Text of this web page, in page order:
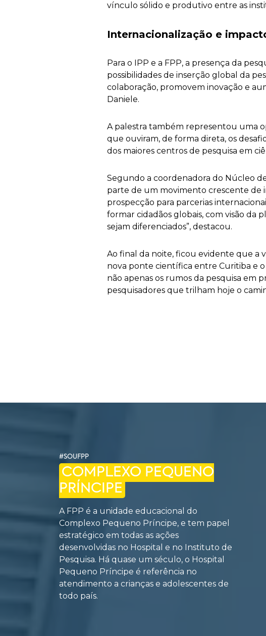
vínculo sólido e produtivo entre as
Internacionalização e
Para o IPP e a FPP, a presença da
possibilidades de inserção global da
colaboração, promovem inovação e
Daniele.
A palestra também representou uma
que ouviram, de forma direta, os
dos maiores centros de pesquisa em
Segundo a coordenadora do Núcleo
parte de um movimento crescente de
prospecção para parcerias
formar cidadãos globais, com visão da
sejam diferenciados”, destacou.
Ao final da noite, ficou evidente que a
nova ponte científica entre Curitiba e
não apenas os rumos da pesquisa em
pesquisadores que trilham hoje o
#SOUFPP
COMPLEXO PEQUENO
PRÍNCIPE
A FPP é a unidade educacional do
Complexo Pequeno Príncipe, e tem papel
estratégico em todas as ações
desenvolvidas no Hospital e no Instituto de
Pesquisa. Há quase um século, o Hospital
Pequeno Príncipe é referência no
atendimento a crianças e adolescentes de
todo país.